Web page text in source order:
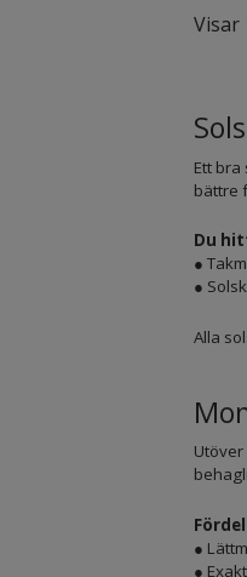
Visar
Ett
bättre
Du
●
●
Alla
●
●